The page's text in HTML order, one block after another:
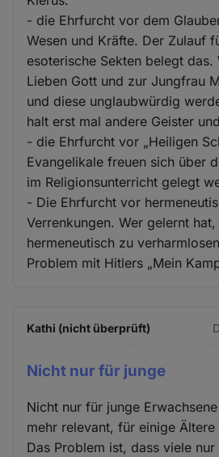
- die Ehrfurcht vor dem
Wesen und Kräfte. Der Zulauf
esoterische Sekten belegt das.
Lieben Gott und zur Jungfrau
und diese unglaubwürdig
halt erst mal andere Geister
- die Ehrfurcht vor „Heiligen
Evangelikale freuen sich über
im Religionsunterricht gelegt
- Die Ehrfurcht vor
Verrenkungen. Wer gelernt hat,
hermeneutisch zu
Problem mit Hitlers „Mein
Kathi (nicht überprüft)
Nicht nur für junge
Nicht nur für junge
mehr relevant, für einige
Das Problem ist, dass viele
und
Cookies